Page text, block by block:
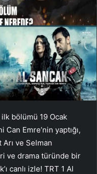
bölümü 19 Ocak
Emre’nin yaptığı,
ve Selman
ve drama türünde bir
canlı izle! TRT 1 Al